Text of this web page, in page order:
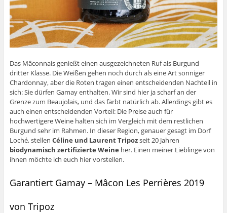
Das Mâconnais genießt einen ausgezeichneten Ruf als Burgund
dritter Klasse. Die Weißen gehen noch durch als eine Art sonniger
Chardonnay, aber die Roten tragen einen entscheidenden Nachteil in
sich: Sie dürfen Gamay enthalten. Wir sind hier ja scharf an der
Grenze zum Beaujolais, und das färbt natürlich ab. Allerdings gibt es
auch einen entscheidenden Vorteil: Die Preise auch für
hochwertigere Weine halten sich im Vergleich mit dem restlichen
Burgund sehr im Rahmen. In dieser Region, genauer gesagt im Dorf
Loché, stellen Céline und Laurent Tripozseit 20 Jahren
biodynamisch zertifizierte Weine her. Einen meiner Lieblinge von
ihnen möchte ich euch hier vorstellen.
Garantiert Gamay – Mâcon Les Perrières 2019
von Tripoz